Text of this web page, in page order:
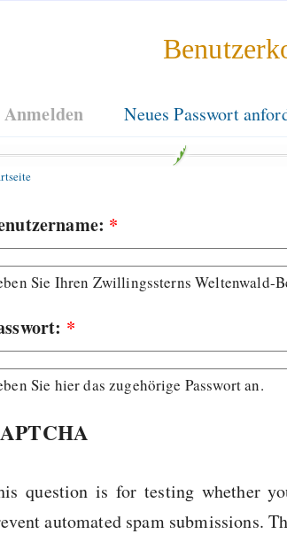
Anmelden Neues Passwort
*
Sie Ihren Zwillingssterns Weltenwald-
*
Sie hier das zugehörige Passwort an.
question is for testing whether
automated spam submissions.